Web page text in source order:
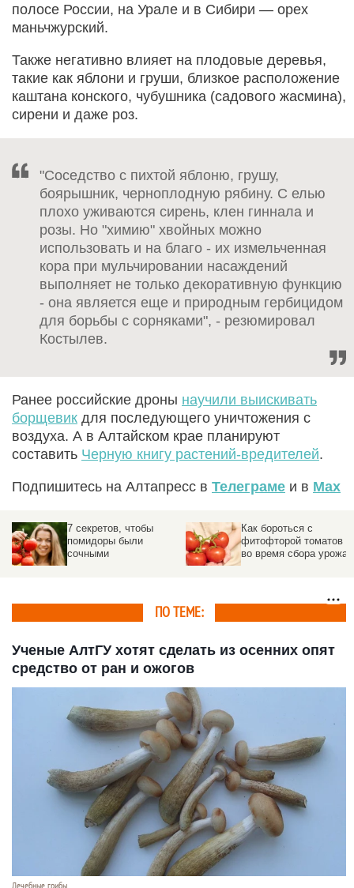
полосе России, на Урале и в Сибири — орех
маньчжурский.
Также негативно влияет на плодовые деревья,
такие как яблони и груши, близкое расположение
каштана конского, чубушника (садового жасмина),
сирени и даже роз.
"Соседство с пихтой яблоню, грушу,
боярышник, черноплодную рябину. С елью
плохо уживаются сирень, клен гиннала и
розы. Но "химию" хвойных можно
использовать и на благо - их измельченная
кора при мульчировании насаждений
выполняет не только декоративную функцию
- она является еще и природным гербицидом
для борьбы с сорняками", - резюмировал
Костылев.
Ранее российские дроны научили выискивать
борщевик для последующего уничтожения с
воздуха. А в Алтайском крае планируют
составить Черную книгу растений-вредителей.
Подпишитесь на Алтапресс в Телеграме и в Max
7 секретов, чтобы
помидоры были
сочными
Как бороться с
фитофторой томатов
во время сбора урожая
ПО ТЕМЕ:
Ученые АлтГУ хотят сделать из осенних опят
средство от ран и ожогов